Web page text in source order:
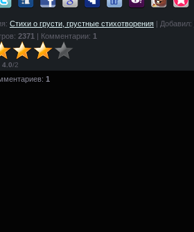
Стихи о грусти, грустные стихотворения | Добавил:
2371 | Комментарии: 1
4.0/2
1